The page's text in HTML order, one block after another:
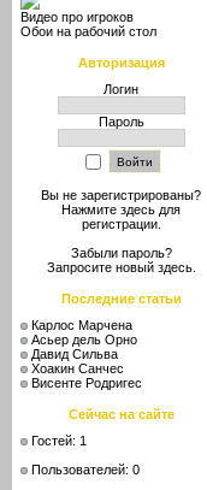
Видео про игроков
Обои на рабочий стол
Авторизация
Логин
Пароль
Вы не зарегистрированы?
Нажмите здесь для
регистрации.
Забыли пароль?
Запросите новый здесь.
Последние статьи
Карлос Марчена
Асьер дель Орно
Давид Сильва
Хоакин Санчес
Висенте Родригес
Сейчас на сайте
Гостей: 1
Пользователей: 0